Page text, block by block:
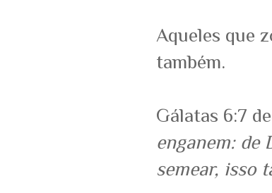
Aqueles que
também.
Gálatas 6:7
enganem: de
semear, isso